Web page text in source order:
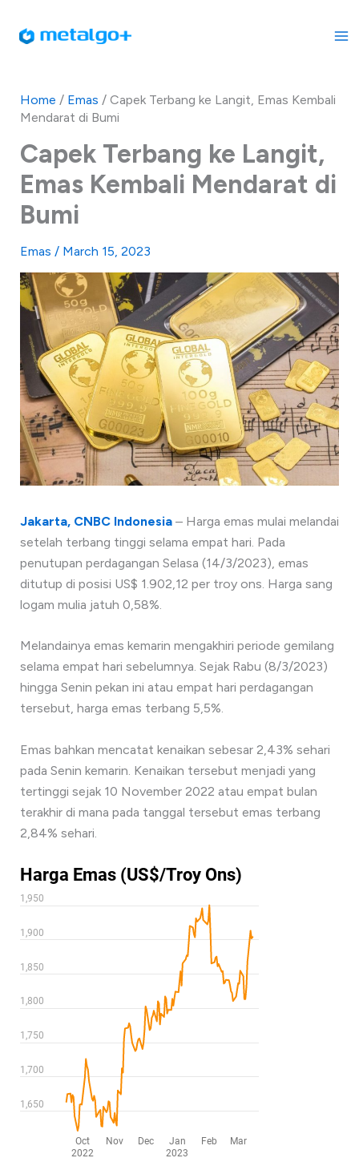
Home / Emas / Capek Terbang ke Langit, Emas Kembali
Mendarat di Bumi
Capek Terbang ke Langit,
Emas Kembali Mendarat di
Bumi
Emas / March 15, 2023
Jakarta, CNBC Indonesia – Harga emas mulai melandai
setelah terbang tinggi selama empat hari. Pada
penutupan perdagangan Selasa (14/3/2023), emas
ditutup di posisi US$ 1.902,12 per troy ons. Harga sang
logam mulia jatuh 0,58%.
Melandainya emas kemarin mengakhiri periode gemilang
selama empat hari sebelumnya. Sejak Rabu (8/3/2023)
hingga Senin pekan ini atau empat hari perdagangan
tersebut, harga emas terbang 5,5%.
Emas bahkan mencatat kenaikan sebesar 2,43% sehari
pada Senin kemarin. Kenaikan tersebut menjadi yang
tertinggi sejak 10 November 2022 atau empat bulan
terakhir di mana pada tanggal tersebut emas terbang
2,84% sehari.